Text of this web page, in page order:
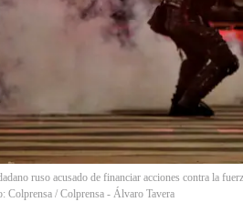
ruso acusado de financiar acciones contra la
Colprensa / Colprensa - Álvaro Tavera